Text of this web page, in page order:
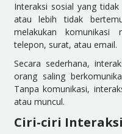
Interaksi sosial yang
atau lebih tidak
melakukan
telepon, surat, atau email.
Secara sederhana,
orang saling
Tanpa komunikasi,
atau muncul.
Ciri-ciri